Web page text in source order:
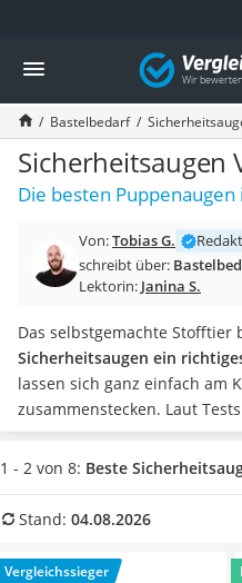
Die beliebtesten Vergleiche nach
Freizeit & Sport
Gartentrampolin
Trampolin
Metalldetektor
Eufab-Fahrradträger
Trampolin 366 cm
Aluminium-Koffer
Futterboot
E-Bike-Dreirad
Trekkingschuhe Herren
Reisetasche mit Rollen
Klimmzugstation
Koffer
Nachtsichtgerät
Handgepäck-Koffer
Wanderschuhe Herren
Vergleich
Bastelbedarf
Sicherheitsaugen
Die besten Puppenaugen
Von:Tobias G.
schreibt über:
Lektorin: Janina S.
Das selbstgemachte Stofftier
Sicherheitsaugen ein
lassen sich ganz einfach am
zusammenstecken. Laut
meisten Augen im Set mit
angeboten.Schwarz ist die
Vergleichstabelle die
Verletzungsgefahr mit dem
1 - 2 von 8: Beste
Stand: 04.08.2026
Vergleichssieger